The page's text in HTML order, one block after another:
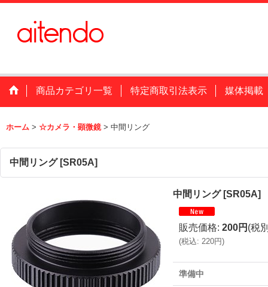
商品カテゴリ一覧 特定商取引法表示 媒体掲載
ホーム > ☆カメラ・顕微鏡 > 中間リング
中間リング [SR05A]
中間リング [SR05A]
販売価格: 200円 (税
(税込: 220円)
準備中